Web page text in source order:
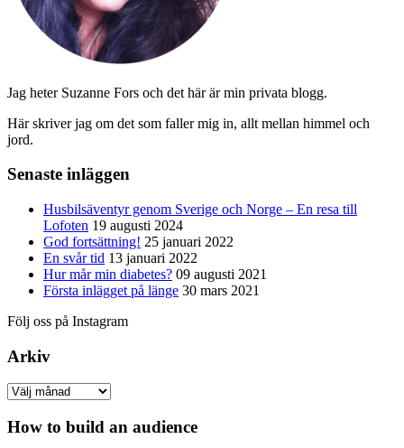
Jag heter Suzanne Fors och det här är min privata blogg.
Här skriver jag om det som faller mig in, allt mellan himmel och
jord.
Senaste inläggen
Husbilsäventyr genom Sverige och Norge – En resa till
Lofoten 19 augusti 2024
God fortsättning! 25 januari 2022
En svår tid 13 januari 2022
Hur mår min diabetes? 09 augusti 2021
Första inlägget på länge 30 mars 2021
Följ oss på Instagram
Arkiv
Arkiv
How to build an audience